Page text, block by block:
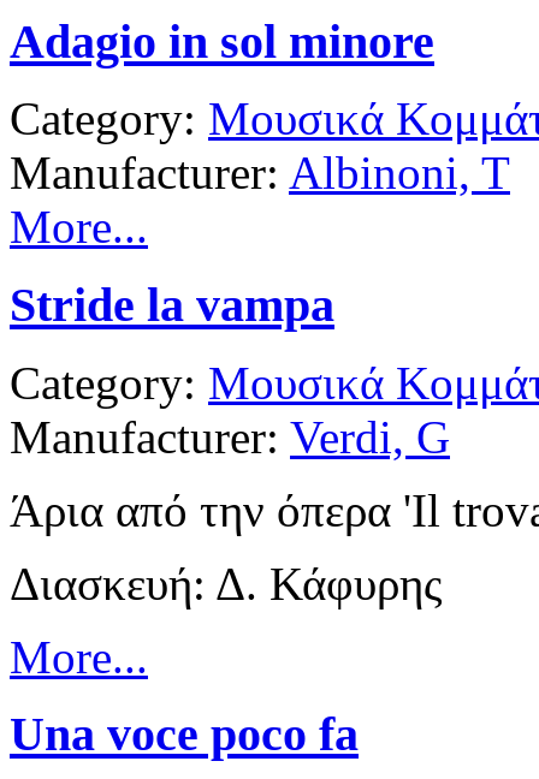
Adagio in sol minore
Category: Μουσικά
Manufacturer: Albinoni, T
More...
Stride la vampa
Category: Μουσικά
Manufacturer: Verdi, G
Άρια από την όπερα 'Il
Διασκευή: Δ. Κάφυρης
More...
Una voce poco fa